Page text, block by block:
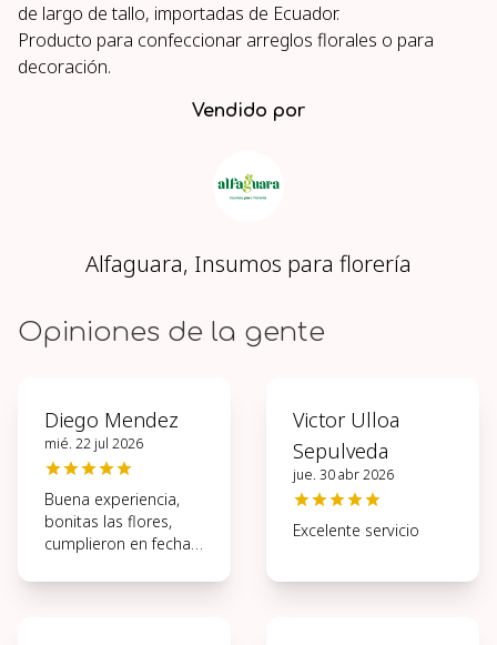
de largo de tallo, importadas de Ecuador.
Producto para confeccionar arreglos florales o para
decoración.
Vendido por
Alfaguara, Insumos para florería
Opiniones de la gente
Diego Mendez
mié. 22 jul 2026
Buena experiencia,
bonitas las flores,
cumplieron en fecha y
Victor Ulloa
Sepulveda
jue. 30 abr 2026
Excelente servicio